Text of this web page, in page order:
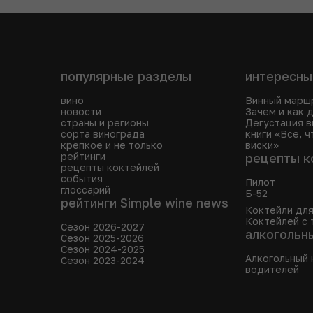
популярные разделы
вино
новости
страны и регионы
сорта винограда
крепкое и не только
рейтинги
рецепты коктейлей
события
глоссарий
рейтинги Simple wine news
Сезон 2026-2027
Сезон 2025-2026
Сезон 2024-2025
Сезон 2023-2024
Винный
Зачем и как
Дегустация
книги «Все,
виски»
рецепты
Пилот
Б-52
Коктейли
Коктейлей с
Алкогольный
водителей